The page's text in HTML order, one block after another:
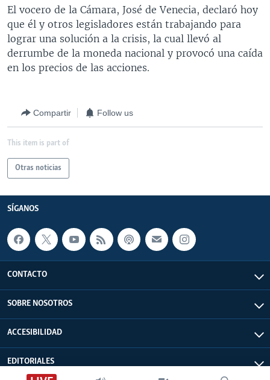
FORO [RADIO]
DEPORTIVO INTERNACIONAL
NOTA ECONÓMICA
Idiomas
El vocero de la Cámara, José de Venecia, declaró hoy
que él y otros legisladores están trabajando para
lograr una solución a la crisis, la cual llevó al
derrumbe de la moneda nacional y provocó una caída
en los precios de las acciones.
Compartir Follow us
This item is part of
Otras noticias
SÍGANOS
CONTACTO
SOBRE NOSOTROS
ACCESIBILIDAD
EDITORIALES